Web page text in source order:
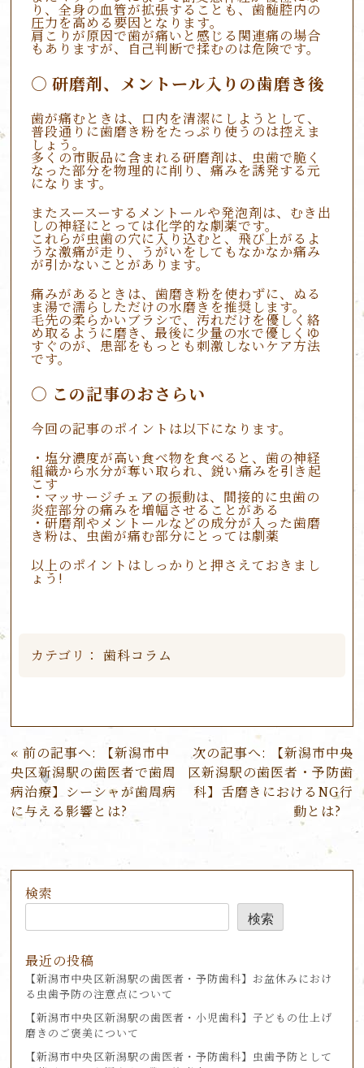
り、全身の血管が拡張することも、歯髄腔内の
圧力を高める要因となります。
肩こりが原因で歯が痛いと感じる関連痛の場合
もありますが、自己判断で揉むのは危険です。
研磨剤、メントール入りの歯磨き後
歯が痛むときは、口内を清潔にしようとして、
普段通りに歯磨き粉をたっぷり使うのは控えま
しょう。
多くの市販品に含まれる研磨剤は、虫歯で脆く
なった部分を物理的に削り、痛みを誘発する元
になります。
またスースーするメントールや発泡剤は、むき出
しの神経にとっては化学的な劇薬です。
これらが虫歯の穴に入り込むと、飛び上がるよ
うな激痛が走り、うがいをしてもなかなか痛み
が引かないことがあります。
痛みがあるときは、歯磨き粉を使わずに、ぬる
ま湯で濡らしただけの水磨きを推奨します。
毛先の柔らかいブラシで、汚れだけを優しく絡
め取るように磨き、最後に少量の水で優しくゆ
すぐのが、患部をもっとも刺激しないケア方法
です。
この記事のおさらい
今回の記事のポイントは以下になります。
・塩分濃度が高い食べ物を食べると、歯の神経
組織から水分が奪い取られ、鋭い痛みを引き起
こす
・マッサージチェアの振動は、間接的に虫歯の
炎症部分の痛みを増幅させることがある
・研磨剤やメントールなどの成分が入った歯磨
き粉は、虫歯が痛む部分にとっては劇薬
以上のポイントはしっかりと押さえておきまし
ょう!
カテゴリ： 歯科コラム
投
稿
ナ
ビ
シ
前の記事へ:
【新潟市中
央区新潟駅の歯医者で歯周
病治療】シーシャが歯周病
に与える影響とは?
次の記事へ:
【新潟市中央
区新潟駅の歯医者・予防歯
科】舌磨きにおけるNG行
動とは?
検索
検索
最近の投稿
【新潟市中央区新潟駅の歯医者・予防歯科】お盆休みにおけ
る虫歯予防の注意点について
【新潟市中央区新潟駅の歯医者・小児歯科】子どもの仕上げ
磨きのご褒美について
【新潟市中央区新潟駅の歯医者・予防歯科】虫歯予防として